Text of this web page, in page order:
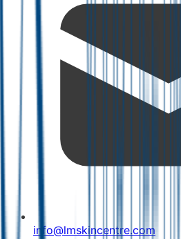
info@lmskincentre.com